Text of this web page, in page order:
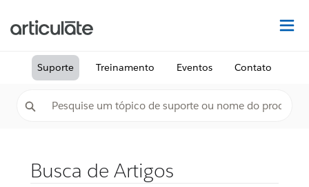
Suporte Treinamento Eventos Contato
Busca de Artigos